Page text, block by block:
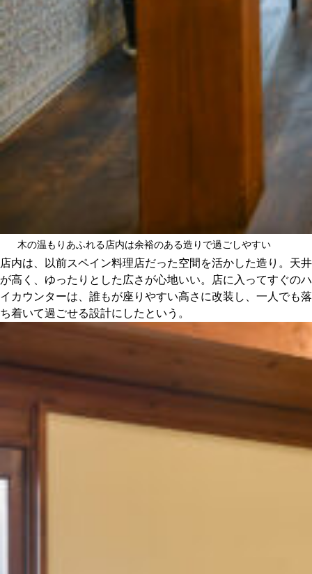
木の温もりあふれる店内は余裕のある造りで過ごしやすい
店内は、以前スペイン料理店だった空間を活かした造り。天井
が高く、ゆったりとした広さが心地いい。店に入ってすぐのハ
イカウンターは、誰もが座りやすい高さに改装し、一人でも落
ち着いて過ごせる設計にしたという。